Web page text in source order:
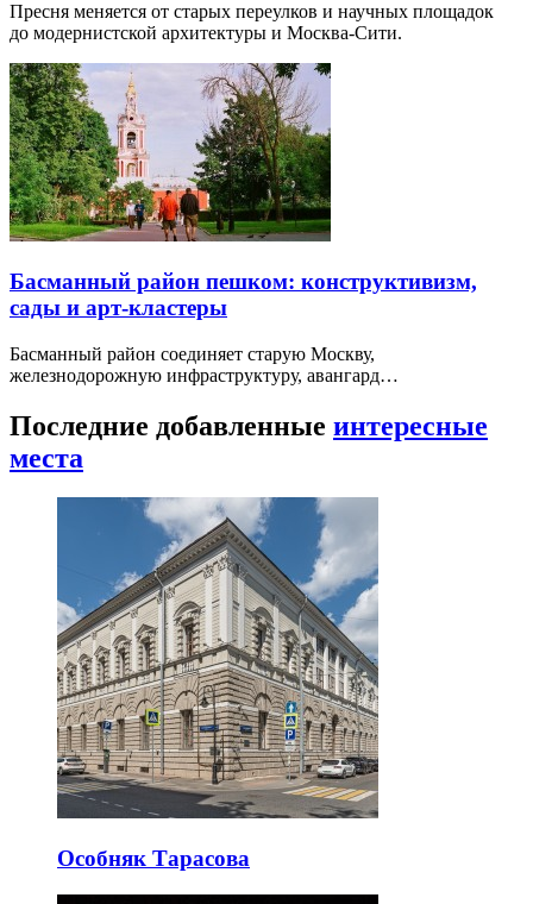
Пресня меняется от старых переулков и научных площадок
до модернистской архитектуры и Москва-Сити.
Басманный район пешком: конструктивизм,
сады и арт-кластеры
Басманный район соединяет старую Москву,
железнодорожную инфраструктуру, авангард…
Последние добавленные интересные
места
Особняк Тарасова